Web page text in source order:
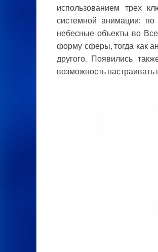
использованием трех
системной анимации:
небесные объекты во
форму сферы, тогда как
другого. Появились
возможность настраивать